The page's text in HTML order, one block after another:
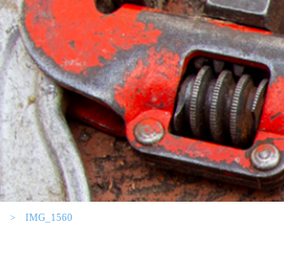
IMG_1560